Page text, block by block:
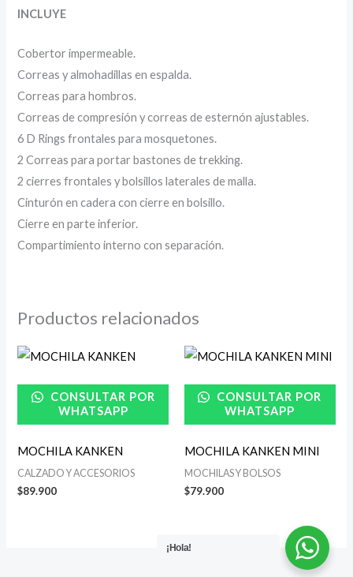
INCLUYE
Cobertor impermeable.
Correas y almohadillas en espalda.
Correas para hombros.
Correas de compresión y correas de esternón ajustables.
6 D Rings frontales para mosquetones.
2 Correas para portar bastones de trekking.
2 cierres frontales y bolsillos laterales de malla.
Cinturón en cadera con cierre en bolsillo.
Cierre en parte inferior.
Compartimiento interno con separación.
Productos relacionados
CONSULTAR POR
WHATSAPP
MOCHILA KANKEN
CALZADO Y ACCESORIOS
$89.900
CONSULTAR POR
WHATSAPP
MOCHILA KANKEN MINI
MOCHILAS Y BOLSOS
$79.900
¡Hola!